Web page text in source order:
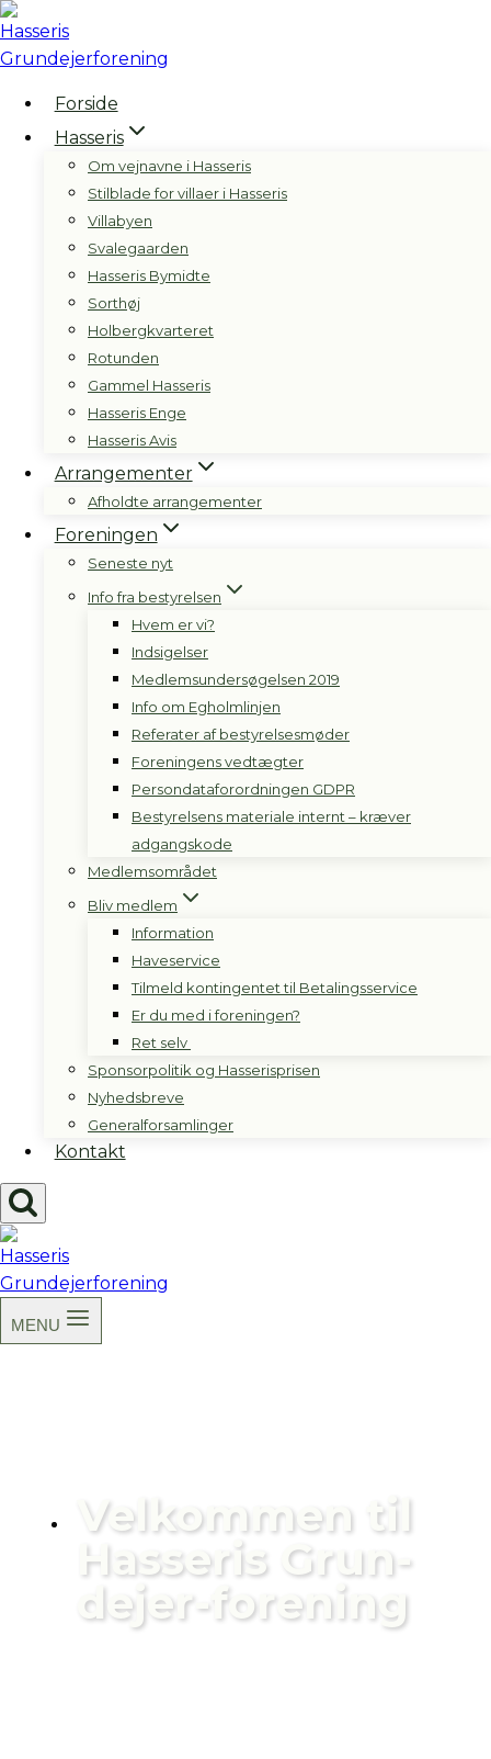
Fortsæt
til
indhold
Forside
Hasseris
Om vejnavne i Hasseris
Stilblade for villaer i Hasseris
Villabyen
Svalegaarden
Hasseris Bymidte
Sorthøj
Holbergkvarteret
Rotunden
Gammel Hasseris
Hasseris Enge
Hasseris Avis
Arrangementer
Afholdte arrangementer
Foreningen
Seneste nyt
Info fra bestyrelsen
Hvem er vi?
Indsigelser
Medlemsundersøgelsen 2019
Info om Egholmlinjen
Referater af bestyrelsesmøder
Foreningens vedtægter
Persondataforordningen GDPR
Bestyrelsens materiale internt – kræver
adgangskode
Medlemsområdet
Bliv medlem
Information
Haveservice
Tilmeld kontingentet til Betalingsservice
Er du med i foreningen?
Ret selv
Sponsorpolitik og Hasserisprisen
Nyhedsbreve
Generalforsamlinger
Kontakt
MENU
Vel­kom­men til
Has­se­ris Grun­
de­jer-for­e­ning